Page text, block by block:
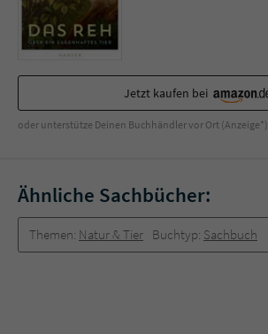
Jetzt kaufen bei
oder unterstütze Deinen Buchhändler vor Ort (Anzeige*)
Ähnliche Sachbücher:
Themen: Natur & Tier Buchtyp: Sachbuch